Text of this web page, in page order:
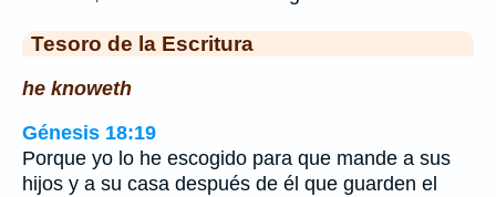
Tesoro de la Escritura
he knoweth
Génesis 18:19
Porque yo lo he escogido para que mande a sus
hijos y a su casa después de él que guarden el